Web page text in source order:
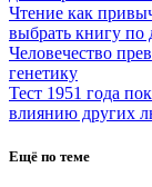
Чтение как
выбрать книгу по
Человечество
генетику
Тест 1951 года
влиянию других
Ещё по теме